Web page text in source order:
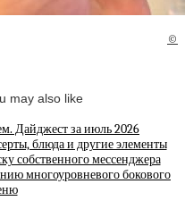
©
may also like
Дайджест за июль 2026
блюда и другие элементы
собственного мессенджера
многоуровневого бокового